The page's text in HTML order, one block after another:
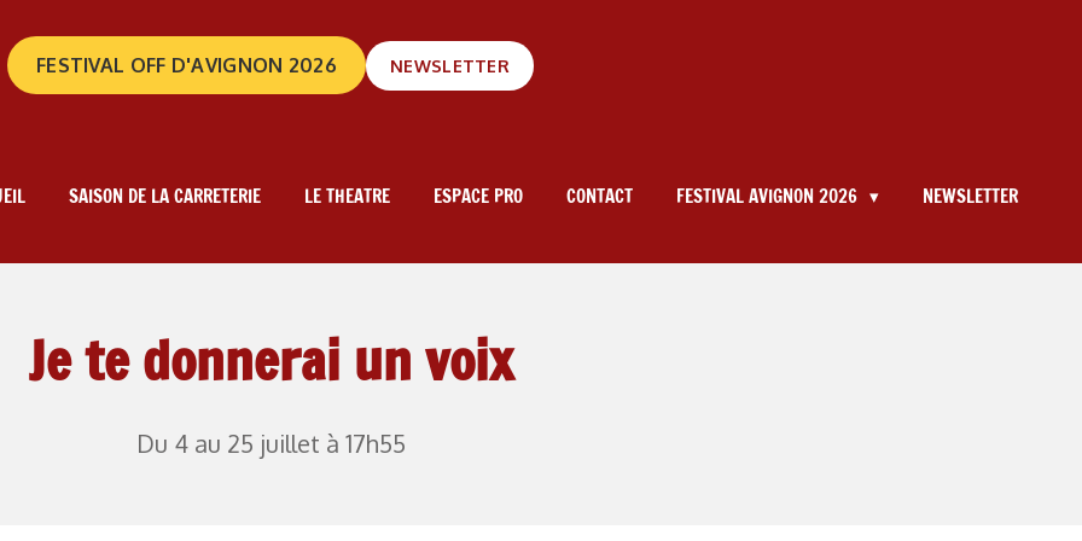
FESTIVAL OFF D'AVIGNON 2026 NEWSLETTER
SAISON DE LA CARRETERIE LE THEATRE ESPACE PRO CONTACT FESTIVAL AVIGNON 2026 NEWSLETTER
Je te donnerai un voix
Du 4 au 25 juillet à 17h55